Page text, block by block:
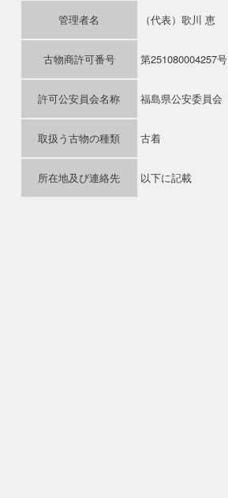
管理者名 （代表）歌川 恵
古物商許可番号 第251080004257号
許可公安員会名称 福島県公安委員会
取扱う古物の種類 古着
所在地及び連絡先 以下に記載